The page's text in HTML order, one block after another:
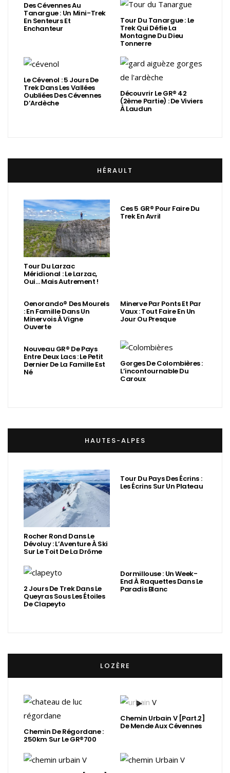
Des Cévennes Au
Tanargue : Un Mini-Trek
En Senteurs Et
Enchanteur
Tour Du Tanargue : Le
Trek Qui Défie La
Montagne Du Dieu
Tonnerre
Le Cévenol : 5 Jours De
Trek Dans Les Vallées
Oubliées Des Cévennes
D’Ardèche
Découvrir Le GR® 42
(2ème Partie) : De Viviers
À Laudun
HÉRAULT
Tour Du Larzac
Méridional : Le Larzac,
Oui… Mais Autrement !
Ces 5 GR® Pour Faire Du
Trek En Avril
Oenorando® Des Mourels
: En Famille Dans Un
Minervois À Vigne
Ouverte
Minerve Par Ponts Et Par
Vaux : Tout Faire En Un
Jour Ou Presque
Nouveau GR® De Pays
Entre Deux Lacs : Le Petit
Dernier De La Famille Est
Né
Gorges De Colombières :
L’incontournable Du
Caroux
HAUTES-ALPES
Rocher Rond Dans Le
Dévoluy : L’Aventure À Ski
Sur Le Toit De La Drôme
Tour Du Pays Des Écrins :
Les Écrins Sur Un Plateau
2 Jours De Trek Dans Le
Queyras Sous Les Étoiles
De Clapeyto
Dormillouse : Un Week-
End À Raquettes Dans Le
Paradis Blanc
LOZÈRE
Chemin De Régordane :
250km Sur Le GR®700
Chemin Urbain V [Part.2]
De Mende Aux Cévennes